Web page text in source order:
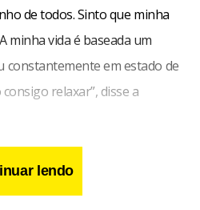
de todos. Sinto que minha
minha vida é baseada um
constantemente em estado de
relaxar”, disse a
lendo